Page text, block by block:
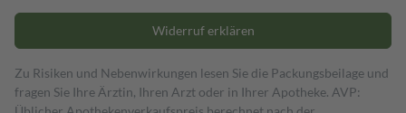
Widerruf erklären
Zu Risiken und Nebenwirkungen lesen Sie die Packungsbeilage und
fragen Sie Ihre Ärztin, Ihren Arzt oder in Ihrer Apotheke. AVP: